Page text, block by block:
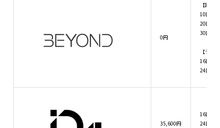
0円
【回数
10回：
20回：
30回：
【ライ
16回：
24回：
35,600円
16回：
24回：